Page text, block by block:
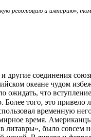
революцию и империю»,
другие соединения
океане чудом
что
Более того, это
временную
время.
литавры», было совсем